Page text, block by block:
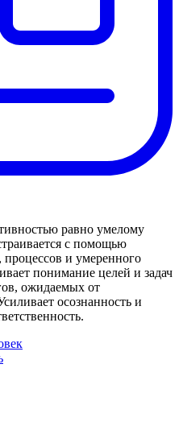
равно умелому
с помощью
и умеренного
понимание целей и задач
ожидаемых от
осознанность и